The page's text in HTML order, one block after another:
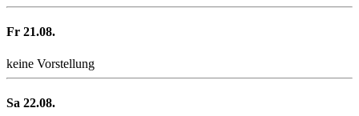
Fr 21.08.
keine Vorstellung
Sa 22.08.